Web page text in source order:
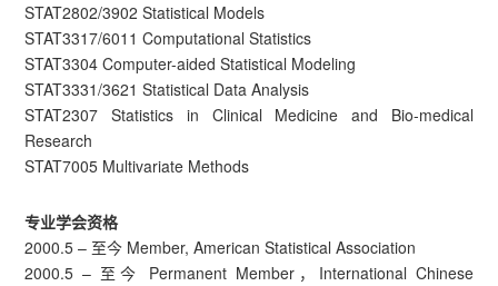
STAT2802/3902 Statistical Models
STAT3317/6011 Computational Statistics
STAT3304 Computer-aided Statistical Modeling
STAT3331/3621 Statistical Data Analysis
STAT2307 Statistics in Clinical Medicine and Bio-medical
Research
STAT7005 Multivariate Methods
专业学会资格
2000.5 – 至今 Member, American Statistical Association
2000.5 – 至今 Permanent Member，International Chinese